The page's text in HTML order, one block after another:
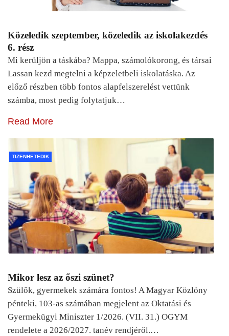
Közeledik szeptember, közeledik az iskolakezdés
6. rész
Mi kerüljön a táskába? Mappa, számolókorong, és társai
Lassan kezd megtelni a képzeletbeli iskolatáska. Az
előző részben több fontos alapfelszerelést vettünk
számba, most pedig folytatjuk…
Read More
TIZENHETEDIK
Mikor lesz az őszi szünet?
Szülők, gyermekek számára fontos! A Magyar Közlöny
pénteki, 103-as számában megjelent az Oktatási és
Gyermekügyi Miniszter 1/2026. (VII. 31.) OGYM
rendelete a 2026/2027. tanév rendjéről.…